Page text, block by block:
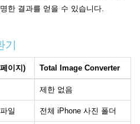
한 결과를 얻을 수 있습니다.
이지) Total Image Converter
제한 없음
일 전체 iPhone 사진 폴더